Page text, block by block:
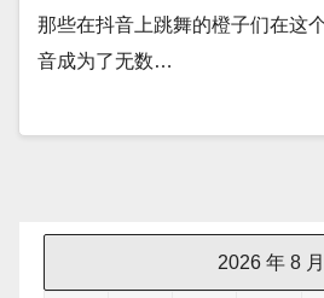
那些在抖音上跳舞的橙子们在这
音成为了无数…
2026 年 8 月